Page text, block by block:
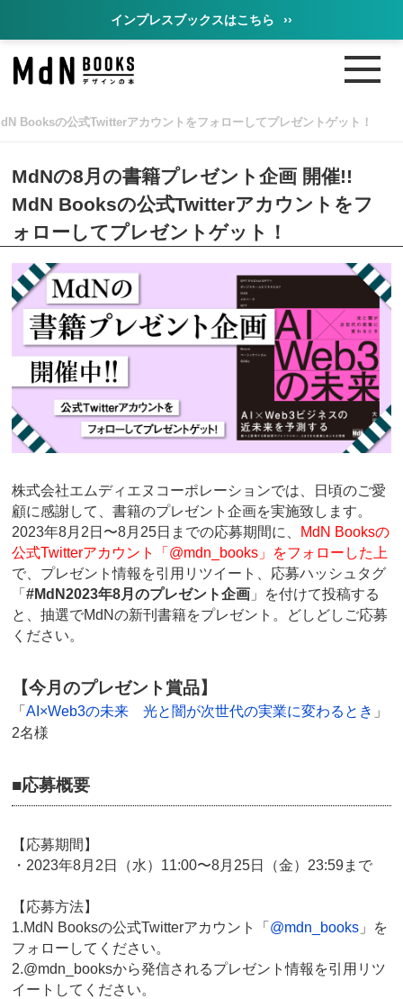
インプレスブックスはこちら ››
Booksの公式Twitterアカウントをフォローしてプレゼントゲット！
MdNの8月の書籍プレゼント企画 開催!!
MdN Booksの公式Twitterアカウントをフ
ォローしてプレゼントゲット！
株式会社エムディエヌコーポレーションでは、日頃のご愛
顧に感謝して、書籍のプレゼント企画を実施致します。
2023年8月2日〜8月25日までの応募期間に、
MdN Booksの
公式Twitterアカウント「 @mdn_books」をフォローした上
で、プレゼント情報を引用リツイート、応募ハッシュタグ
「 #MdN2023年8月のプレゼント企画」を付けて投稿する
と、抽選でMdNの新刊書籍をプレゼント。どしどしご応募
ください。
【今月のプレゼント賞品】
「 AI×Web3の未来 光と闇が次世代の実業に変わるとき 」
2名様
■応募概要
【応募期間】
・2023年8月2日（水）11:00〜8月25日（金）23:59まで
【応募方法】
1.MdN Booksの公式Twitterアカウント「 @mdn_books」を
フォローしてください。
2.@mdn_booksから発信されるプレゼント情報を引用リツ
イートしてください。